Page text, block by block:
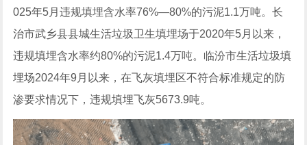
025年5月违规填埋含水率76%—80%的污泥1.1万吨。长
治市武乡县县城生活垃圾卫生填埋场于2020年5月以来，
违规填埋含水率约80%的污泥1.4万吨。临汾市生活垃圾填
埋场2024年9月以来，在飞灰填埋区不符合标准规定的防
渗要求情况下，违规填埋飞灰5673.9吨。